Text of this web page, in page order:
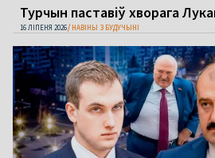
Турчын паставіў хворага
16 ЛІПЕНЯ 2026 НАВІНЫ З БУДУЧЫНІ